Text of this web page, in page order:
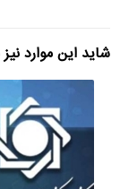
شاید این موارد